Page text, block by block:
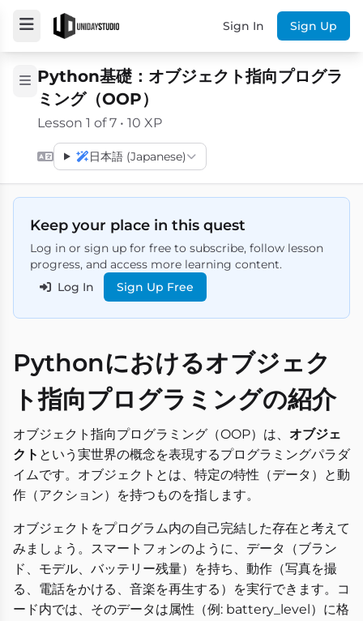
Sign In Sign Up
Python基礎：オブジェクト指向プログラ
ミング（OOP）
Lesson 1 of 7 • 10 XP
日本語 (Japanese)
Keep your place in this quest
Log in or sign up for free to subscribe, follow lesson
progress, and access more learning content.
Log In
Sign Up Free
Pythonにおけるオブジェク
ト指向プログラミングの紹介
オブジェクト指向プログラミング（OOP）は、 オブジェ
クト という実世界の概念を表現するプログラミングパラダ
イムです。オブジェクトとは、特定の特性（データ）と動
作（アクション）を持つものを指します。
オブジェクトをプログラム内の自己完結した存在と考えて
みましょう。スマートフォンのように、データ（ブラン
ド、モデル、バッテリー残量）を持ち、動作（写真を撮
る、電話をかける、音楽を再生する）を実行できます。コ
ード内では、そのデータは属性（例: battery_level）に格